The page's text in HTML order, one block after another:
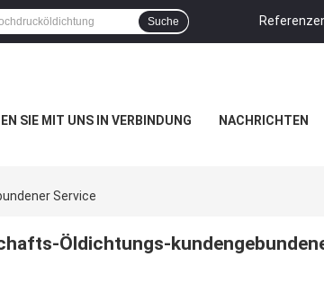
Suche
SIE MIT UNS IN VERBINDUNG NACHRICHTEN
Service
Öldichtungs-